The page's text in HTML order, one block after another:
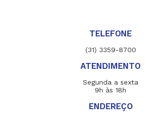
TELEFONE
(31) 3359-8700
ATENDIMENTO
Segunda a sexta
9h às 18h
ENDEREÇO